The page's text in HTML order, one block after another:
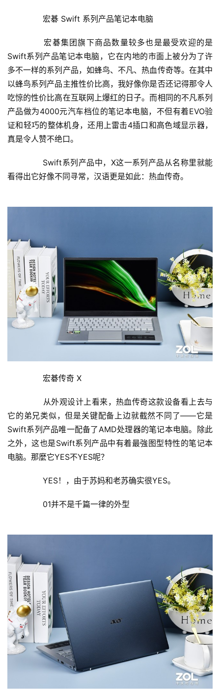
	  宏碁 Swift 系列产品笔记本电脑
Swift系列产品笔记本电脑，它在内地的市面上被分为了许
多不一样的系列产品，如蜂鸟、不凡、热血传奇等。在其中
以蜂鸟系列产品主推性价比高，我好像你是否还记得那令人
吃惊的性价比高在互联网上爆红的日子。而相同的不凡系列
产品做为4000元汽车档位的笔记本电脑，不但有着EVO验
证和轻巧的整体机身，还用上雷击4插口和高色域显示器，
真是令人赞不绝口。
看得出它好像不同寻常，汉语更是如此：热血传奇。
	  宏碁传奇 X
它的弟兄类似，但是关键配备上边就截然不同了——它是
Swift系列产品唯一配备了AMD处理器的笔记本电脑。除此
之外，这也是Swift系列产品中有着最強图型特性的笔记本
电脑。那麼它YES不YES呢？
	  YES！，由于苏妈和老苏确实很YES。
	  01并不是千篇一律的外型